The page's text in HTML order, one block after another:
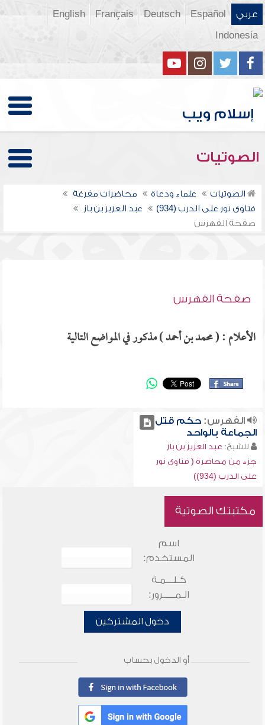
عربي Español
Deutsch
Français
English
Indonesia
الصوتيات
الصوتيات علماء ودعاة
محاضرات مفرغة
فتاوى نور على الدرب (934)
عبد العزيز بن باز
صفحة الفهرس
صفحة الفهرس
الأعلام : ( محمد بن أحمد ) مذكور في المواضع التالية
الفهرس:حكم قتل
الجماعة بالواحد
للشيخ: عبد العزيز بن باز
جزء من محاضرة ( فتاوى نور
على الدرب (934))
مكتبتك الصوتية
اسم
المستخدم:
كـلـــمـة
الـمـــــرور:
دخول المشتركين
أو الدخول بحساب